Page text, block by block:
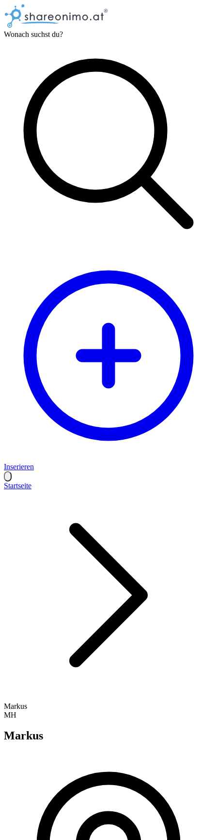
Wonach suchst du?
Inserieren
Startseite
Markus
MH
Markus